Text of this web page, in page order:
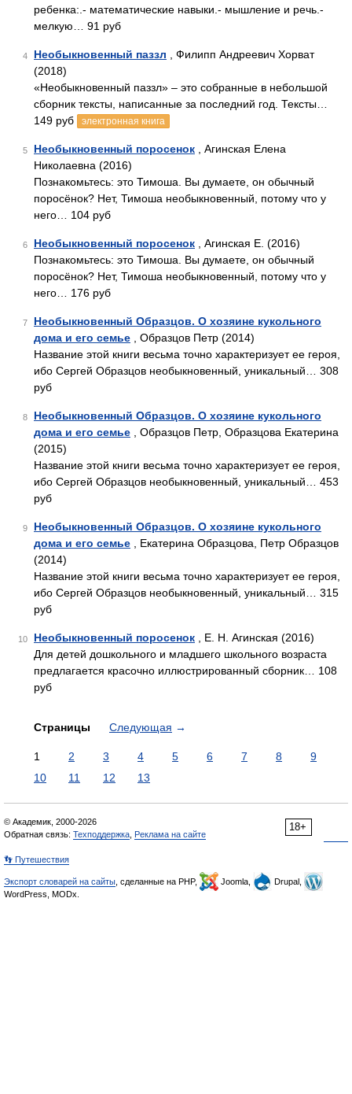
ребенка:.- математические навыки.- мышление и речь.-
мелкую… 91 руб
4 Необыкновенный паззл , Филипп Андреевич Хорват
(2018)
«Необыкновенный паззл» – это собранные в небольшой
сборник тексты, написанные за последний год. Тексты…
149 руб
электронная книга
5 Необыкновенный поросенок , Агинская Елена
Николаевна (2016)
Познакомьтесь: это Тимоша. Вы думаете, он обычный
поросёнок? Нет, Тимоша необыкновенный, потому что у
него… 104 руб
6 Необыкновенный поросенок , Агинская Е. (2016)
Познакомьтесь: это Тимоша. Вы думаете, он обычный
поросёнок? Нет, Тимоша необыкновенный, потому что у
него… 176 руб
7
Необыкновенный Образцов. О хозяине кукольного
дома и его семье , Образцов Петр (2014)
Название этой книги весьма точно характеризует ее героя,
ибо Сергей Образцов необыкновенный, уникальный… 308
руб
8
Необыкновенный Образцов. О хозяине кукольного
дома и его семье , Образцов Петр, Образцова Екатерина
(2015)
Название этой книги весьма точно характеризует ее героя,
ибо Сергей Образцов необыкновенный, уникальный… 453
руб
9
Необыкновенный Образцов. О хозяине кукольного
дома и его семье , Екатерина Образцова, Петр Образцов
(2014)
Название этой книги весьма точно характеризует ее героя,
ибо Сергей Образцов необыкновенный, уникальный… 315
руб
10 Необыкновенный поросенок , Е. Н. Агинская (2016)
Для детей дошкольного и младшего школьного возраста
предлагается красочно иллюстрированный сборник… 108
руб
Страницы Следующая →
1 2 3 4 5 6 7 8
9
10
11 12 13
18+
© Академик, 2000-2026
Обратная связь: Техподдержка Реклама на сайте
👣 Путешествия
Экспорт словарей на сайты , сделанные на PHP, Joomla,
Drupal,
WordPress, MODx.